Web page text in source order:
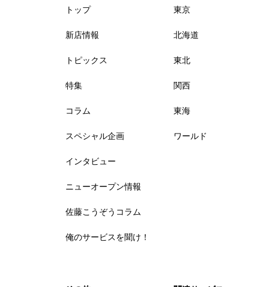
トップ
新店情報
トピックス
特集
コラム
スペシャル企画
インタビュー
ニューオープン情報
佐藤こうぞうコラム
俺のサービスを聞け！
東京
北海道
東北
関西
東海
ワールド